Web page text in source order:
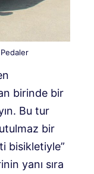
birinde bir
Bu tur
bir
bisikletiyle”
yanı sıra